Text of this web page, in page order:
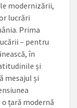
modernizării,
lu­crări
Prima
– pentru
în
și
mesajul și
țară modernă